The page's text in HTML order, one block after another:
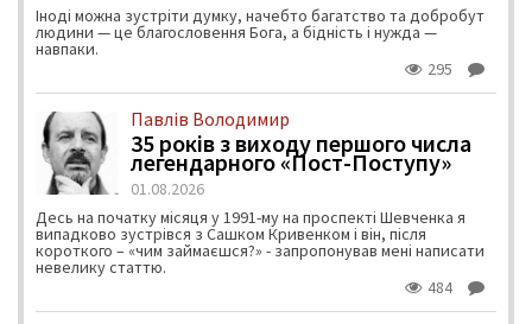
Іноді можна зустріти думку, начебто багатство та добробут
людини — це благословення Бога, а бідність і нужда —
навпаки.
295
Павлів Володимир
35 років з виходу першого числа
легендарного «Пост-Поступу»
01.08.2026
Десь на початку місяця у 1991-му на проспекті Шевченка я
випадково зустрівся з Сашком Кривенком і він, після
короткого – «чим займаєшся?» - запропонував мені написати
невелику статтю.
484